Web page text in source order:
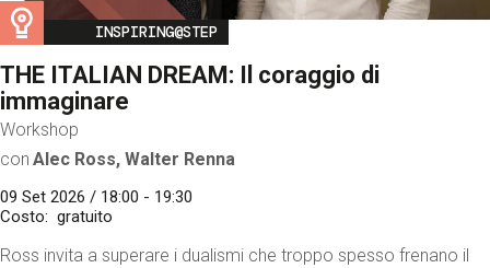
Image
INSPIRING@STEP
THE ITALIAN DREAM: Il coraggio di
immaginare
Workshop
con Alec Ross, Walter Renna
09 Set 2026 / 18:00 - 19:30
Costo
gratuito
Ross invita a superare i dualismi che troppo spesso frenano il